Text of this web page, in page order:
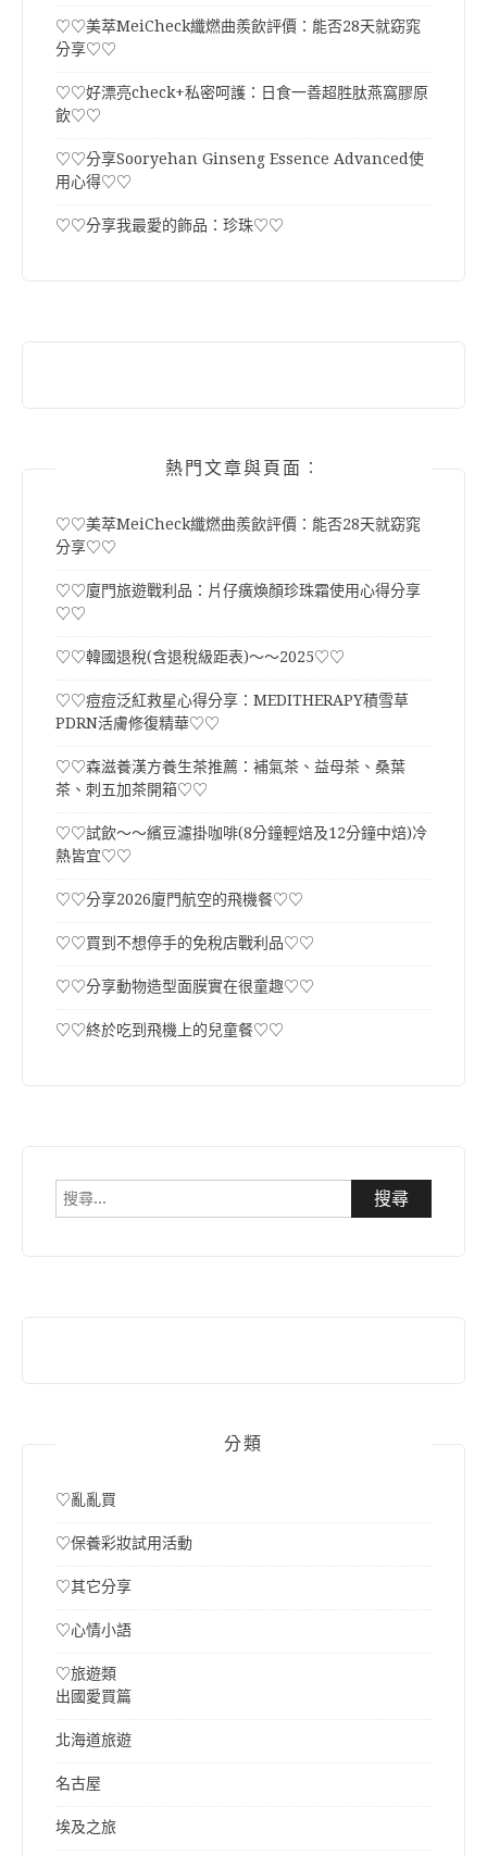
♡♡美萃MeiCheck纖燃曲羨飲評價：能否28天就窈窕
分享♡♡
♡♡好漂亮check+私密呵護：日食一善超胜肽燕窩膠原
飲♡♡
♡♡分享Sooryehan Ginseng Essence Advanced使
用心得♡♡
♡♡分享我最愛的飾品：珍珠♡♡
熱門文章與頁面︰
♡♡美萃MeiCheck纖燃曲羨飲評價：能否28天就窈窕
分享♡♡
♡♡廈門旅遊戰利品：片仔癀煥顏珍珠霜使用心得分享
♡♡
♡♡韓國退稅(含退稅級距表)～～2025♡♡
♡♡痘痘泛紅救星心得分享：MEDITHERAPY積雪草
PDRN活膚修復精華♡♡
♡♡森滋養漢方養生茶推薦：補氣茶、益母茶、桑葉
茶、刺五加茶開箱♡♡
♡♡試飲～～繽豆濾掛咖啡(8分鐘輕焙及12分鐘中焙)冷
熱皆宜♡♡
♡♡分享2026廈門航空的飛機餐♡♡
♡♡買到不想停手的免稅店戰利品♡♡
♡♡分享動物造型面膜實在很童趣♡♡
♡♡終於吃到飛機上的兒童餐♡♡
搜
分類
♡亂亂買
♡保養彩妝試用活動
♡其它分享
♡心情小語
♡旅遊類
出國愛買篇
北海道旅遊
名古屋
埃及之旅